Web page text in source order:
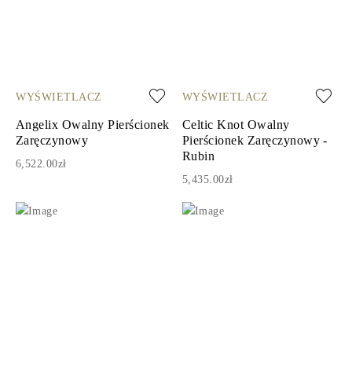
WYŚWIETLACZ
Angelix Owalny Pierścionek
Zaręczynowy
6,522.00zł
WYŚWIETLACZ
Celtic Knot Owalny
Pierścionek Zaręczynowy -
Rubin
5,435.00zł